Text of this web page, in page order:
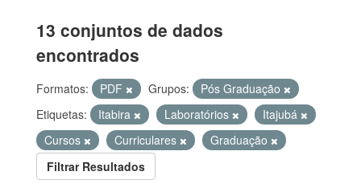
13 conjuntos de dados
encontrados
Formatos: PDF Grupos:
Pós Graduação
Etiquetas:
Itabira Laboratórios
Itajubá
Cursos
Curriculares
Graduação
Filtrar Resultados